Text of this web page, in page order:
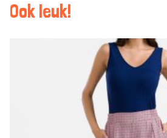
Ook leuk!